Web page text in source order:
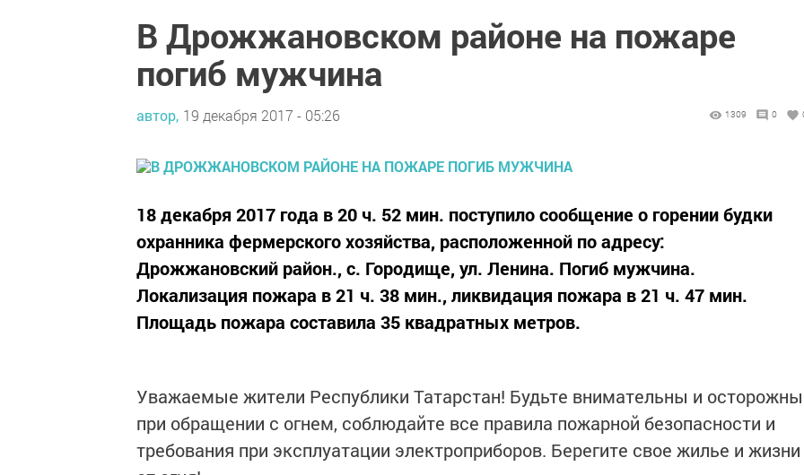
В Дрожжановском районе на пожаре
погиб мужчина
автор, 19 декабря 2017 - 05:26 1309 0
18 декабря 2017 года в 20 ч. 52 мин. поступило сообщение о горении будки
охранника фермерского хозяйства, расположенной по адресу:
Дрожжановский район., с. Городище, ул. Ленина. Погиб мужчина.
Локализация пожара в 21 ч. 38 мин., ликвидация пожара в 21 ч. 47 мин.
Площадь пожара составила 35 квадратных метров.
Уважаемые жители Республики Татарстан! Будьте внимательны и осторожны
при обращении с огнем, соблюдайте все правила пожарной безопасности и
требования при эксплуатации электроприборов. Берегите свое жилье и жизни